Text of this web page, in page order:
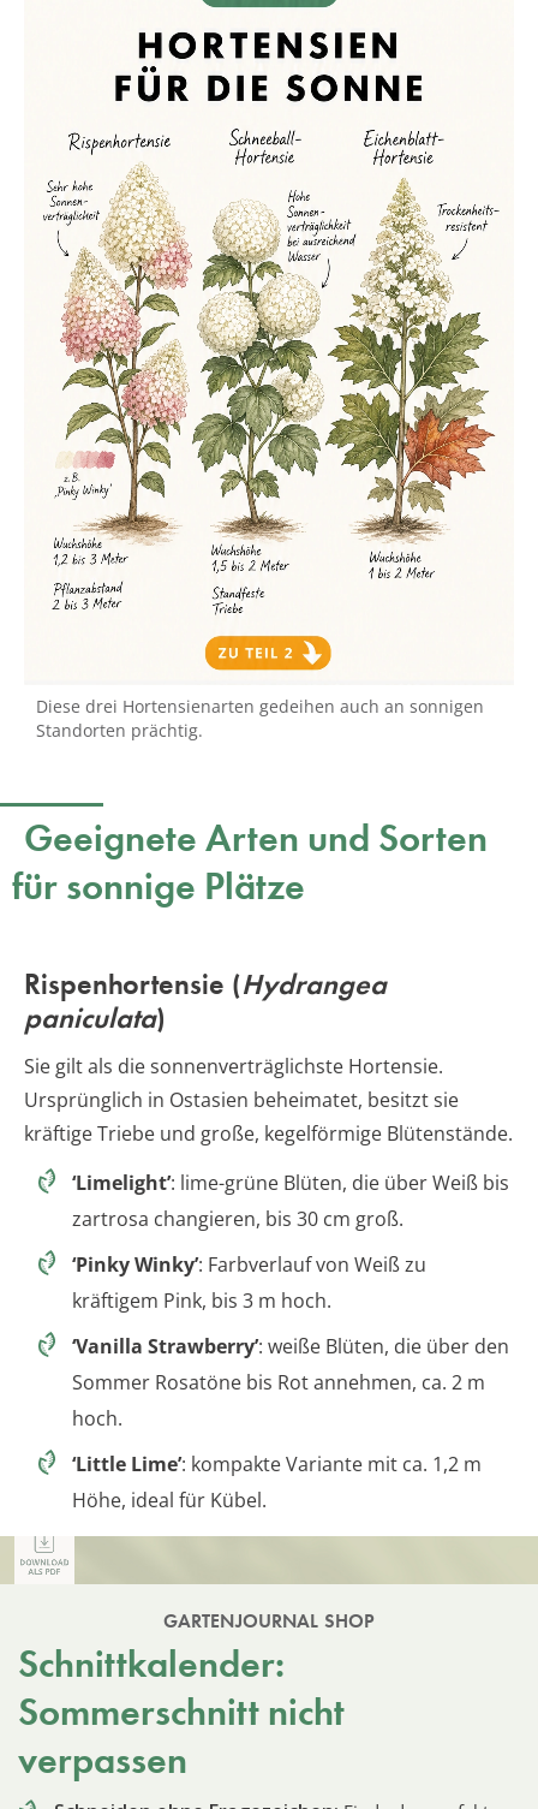
Diese drei Hortensienarten gedeihen auch an sonnigen
Standorten prächtig.
Geeignete Arten und Sorten
für sonnige Plätze
Rispenhortensie (Hydrangea
paniculata)
Sie gilt als die sonnenverträglichste Hortensie.
Ursprünglich in Ostasien beheimatet, besitzt sie
kräftige Triebe und große, kegelförmige Blütenstände.
‘Limelight’: lime-grüne Blüten, die über Weiß bis
zartrosa changieren, bis 30 cm groß.
‘Pinky Winky’: Farbverlauf von Weiß zu
kräftigem Pink, bis 3 m hoch.
‘Vanilla Strawberry’: weiße Blüten, die über den
Sommer Rosatöne bis Rot annehmen, ca. 2 m
hoch.
‘Little Lime’: kompakte Variante mit ca. 1,2 m
Höhe, ideal für Kübel.
GARTENJOURNAL SHOP
Schnittkalender:
Sommerschnitt nicht
verpassen